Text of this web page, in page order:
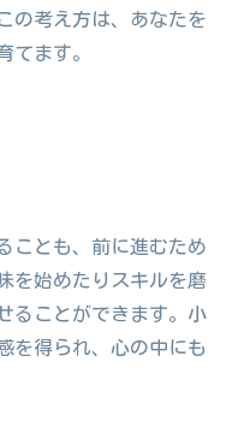
の考え方は、あなたを
てます。
ことも、前に進むため
を始めたりスキルを磨
ることができます。小
を得られ、心の中にも